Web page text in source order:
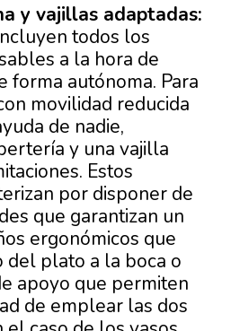
y vajillas adaptadas:
todos los
a la hora de
forma autónoma. Para
movilidad reducida
de nadie,
y una vajilla
Estos
por disponer de
que garantizan un
ergonómicos que
plato a la boca o
apoyo que permiten
de emplear las dos